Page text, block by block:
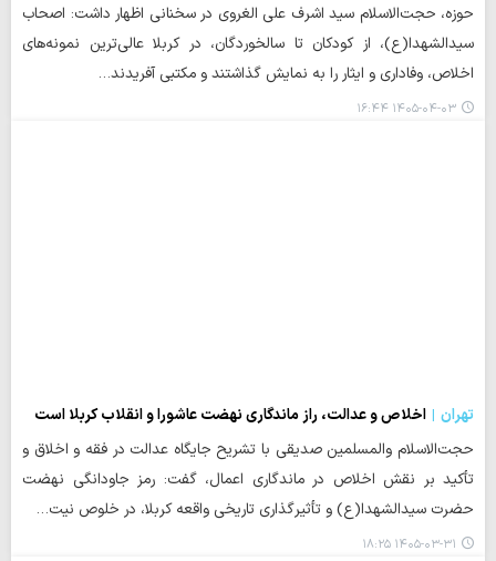
حوزه، حجت‌الاسلام سید اشرف علی الغروی در سخنانی اظهار داشت: اصحاب
سیدالشهدا(ع)، از کودکان تا سالخوردگان، در کربلا عالی‌ترین نمونه‌های
اخلاص، وفاداری و ایثار را به نمایش گذاشتند و مکتبی آفریدند…
۱۴۰۵-۰۴-۰۳ ۱۶:۴۴
تهران
اخلاص و عدالت، راز ماندگاری نهضت عاشورا و انقلاب کربلا است
حجت‌الاسلام والمسلمین صدیقی با تشریح جایگاه عدالت در فقه و اخلاق و
تأکید بر نقش اخلاص در ماندگاری اعمال، گفت: رمز جاودانگی نهضت
حضرت سیدالشهدا(ع) و تأثیرگذاری تاریخی واقعه کربلا، در خلوص نیت…
۱۴۰۵-۰۳-۳۱ ۱۸:۲۵